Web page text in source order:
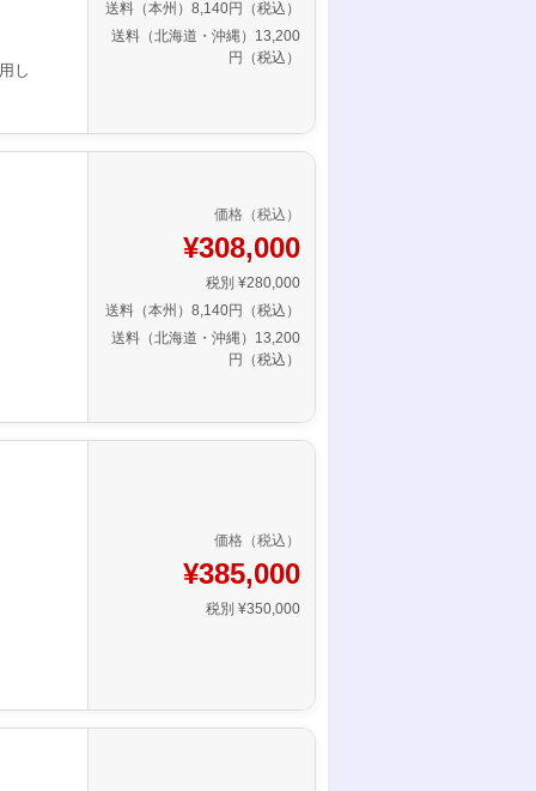
し
送料（本州）8,140円（税込）
送料（北海道・沖縄）13,200
円（税込）
価格（税込）
¥308,000
税別 ¥280,000
送料（本州）8,140円（税込）
送料（北海道・沖縄）13,200
円（税込）
価格（税込）
¥385,000
税別 ¥350,000